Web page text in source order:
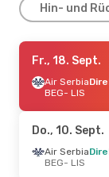
Hin- und
Do., 17. Sept.
1
Lufthansa1
LIS- BEG
Do., 10. Sept.
Fr., 18. Sept.
Air Serbia
BEG- LIS
Do., 10. Sept.
Air Serbia
BEG- LIS